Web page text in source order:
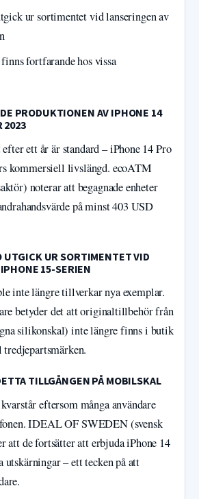
ur sortimentet vid lanseringen av
fortfarande hos vissa
PRODUKTIONEN AV IPHONE 14
2023
ett år är standard – iPhone 14 Pro
kommersiell livslängd. ecoATM
noterar att begagnade enheter
på minst 403 USD
UTGICK UR SORTIMENTET VID
15-SERIEN
inte längre tillverkar nya exemplar.
betyder det att originaltillbehör från
silikonskal) inte längre finns i butik
TILLGÅNGEN PÅ MOBILSKAL
eftersom många användare
IDEAL OF SWEDEN (svensk
att de fortsätter att erbjuda iPhone 14
utskärningar – ett tecken på att